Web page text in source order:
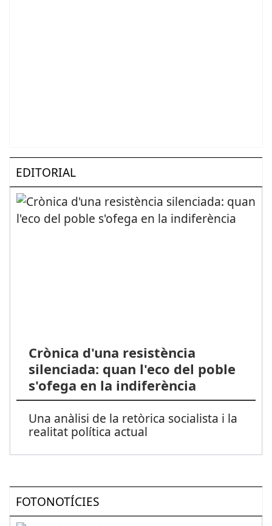
EDITORIAL
Crònica d'una resistència
silenciada: quan l'eco del poble
s'ofega en la indiferència
Una anàlisi de la retòrica socialista i la
realitat política actual
FOTONOTÍCIES